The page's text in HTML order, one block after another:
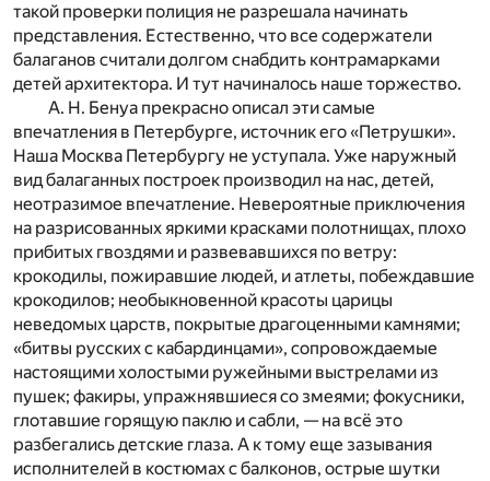
такой проверки полиция не разрешала начинать
представления. Естественно, что все содержатели
балаганов считали долгом снабдить контрамарками
детей архитектора. И тут начиналось наше торжество.
А. Н. Бенуа прекрасно описал эти самые
впечатления в Петербурге, источник его «Петрушки».
Наша Москва Петербургу не уступала. Уже наружный
вид балаганных построек производил на нас, детей,
неотразимое впечатление. Невероятные приключения
на разрисованных яркими красками полотнищах, плохо
прибитых гвоздями и развевавшихся по ветру:
крокодилы, пожиравшие людей, и атлеты, побеждавшие
крокодилов; необыкновенной красоты царицы
неведомых царств, покрытые драгоценными камнями;
«битвы русских с кабардинцами», сопровождаемые
настоящими холостыми ружейными выстрелами из
пушек; факиры, упражнявшиеся со змеями; фокусники,
глотавшие горящую паклю и сабли, — на всё это
разбегались детские глаза. А к тому еще зазывания
исполнителей в костюмах с балконов, острые шутки